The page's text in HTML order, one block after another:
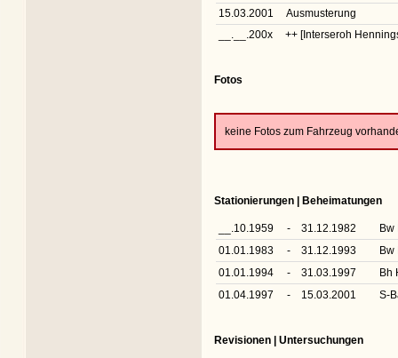
15.03.2001
Ausmusterung
__.__.200x
++ [Interseroh
Fotos
keine Fotos zum Fahrzeug
Stationierungen | Beheimatungen
__.10.1959 - 31.12.1982
Bw
01.01.1983
- 31.12.1993
Bw
01.01.1994
- 31.03.1997
Bh
01.04.1997
- 15.03.2001 S-
Revisionen | Untersuchungen